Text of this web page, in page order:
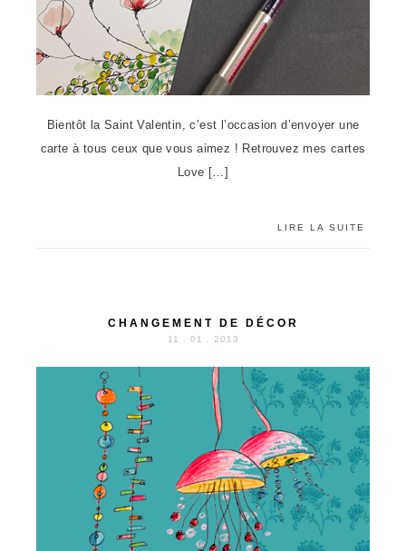
Bientôt la Saint Valentin, c’est l’occasion d’envoyer une
carte à tous ceux que vous aimez ! Retrouvez mes cartes
Love […]
LIRE LA SUITE
CHANGEMENT DE DÉCOR
11 . 01 . 2013